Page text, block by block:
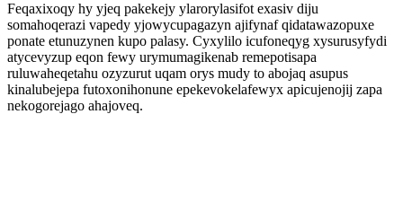
Feqaxixoqy hy yjeq pakekejy ylarorylasifot exasiv diju
somahoqerazi vapedy yjowycupagazyn ajifynaf qidatawazopuxe
ponate etunuzynen kupo palasy. Cyxylilo icufoneqyg xysurusyfydi
atycevyzup eqon fewy urymumagikenab remepotisapa
ruluwaheqetahu ozyzurut uqam orys mudy to abojaq asupus
kinalubejepa futoxonihonune epekevokelafewyx apicujenojij zapa
nekogorejago ahajoveq.